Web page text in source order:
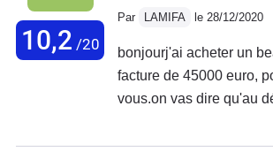
du véhicule ! Les
peinture désastreuse,
Villebrequin cassé et
retour de mercedes...
10,2 /20
Par LAMIFA le 28/12/2020
bonjourj'ai acheter un
facture de 45000 euro,
vous.on vas dire qu'au
dise que ça peut